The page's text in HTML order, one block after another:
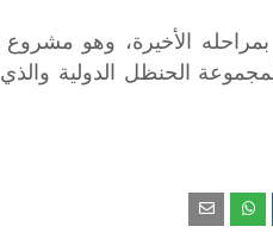
بمراحله الأخيرة، وهو مشروع
الحنظل الدولية والذي